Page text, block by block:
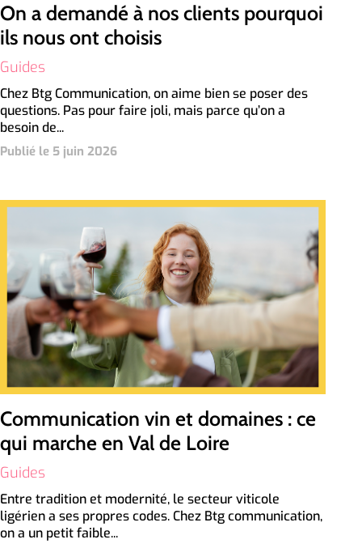
On a demandé à nos clients pourquoi
ils nous ont choisis
Guides
Chez Btg Communication, on aime bien se poser des
questions. Pas pour faire joli, mais parce qu’on a
besoin de...
Publié le 5 juin 2026
Communication vin et domaines : ce
qui marche en Val de Loire
Guides
Entre tradition et modernité, le secteur viticole
ligérien a ses propres codes. Chez Btg communication,
on a un petit faible...